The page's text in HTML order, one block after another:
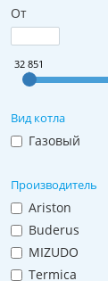
От
32 851
Вид котла
Газовый
Производитель
Ariston
Buderus
MIZUDO
Termica